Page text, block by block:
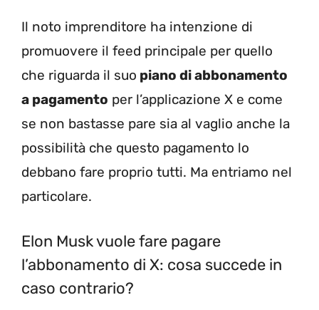
Il noto imprenditore ha intenzione di
promuovere il feed principale per quello
che riguarda il suo piano di abbonamento
a pagamento per l’applicazione X e come
se non bastasse pare sia al vaglio anche la
possibilità che questo pagamento lo
debbano fare proprio tutti. Ma entriamo nel
particolare.
Elon Musk vuole fare pagare
l’abbonamento di X: cosa succede in
caso contrario?